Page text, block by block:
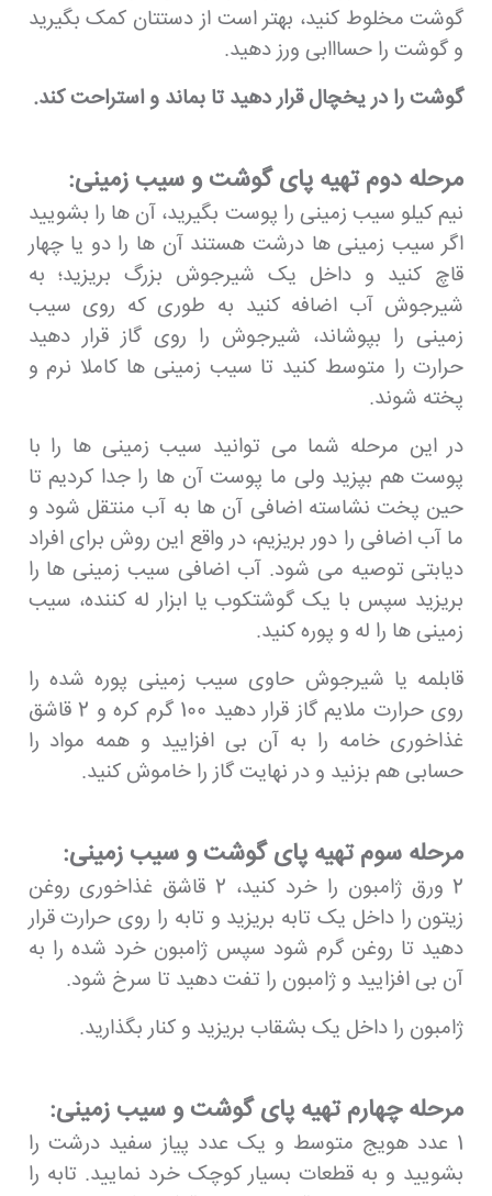
گوشت مخلوط کنید، بهتر است از دستتان کمک بگیرید
و گوشت را حسااابی ورز دهید.
گوشت را در یخچال قرار دهید تا بماند و استراحت کند.
مرحله دوم تهیه پای گوشت و سیب زمینی:
نیم کیلو سیب زمینی را پوست بگیرید، آن ها را بشویید
اگر سیب زمینی ها درشت هستند آن ها را دو یا چهار
قاچ کنید و داخل یک شیرجوش بزرگ بریزید؛ به
شیرجوش آب اضافه کنید به طوری که روی سیب
زمینی را بپوشاند، شیرجوش را روی گاز قرار دهید
حرارت را متوسط کنید تا سیب زمینی ها کاملا نرم و
پخته شوند.
در این مرحله شما می توانید سیب زمینی ها را با
پوست هم بپزید ولی ما پوست آن ها را جدا کردیم تا
حین پخت نشاسته اضافی آن ها به آب منتقل شود و
ما آب اضافی را دور بریزیم، در واقع این روش برای افراد
دیابتی توصیه می شود. آب اضافی سیب زمینی ها را
بریزید سپس با یک گوشتکوب یا ابزار له کننده، سیب
زمینی ها را له و پوره کنید.
قابلمه یا شیرجوش حاوی سیب زمینی پوره شده را
روی حرارت ملایم گاز قرار دهید 100 گرم کره و 2 قاشق
غذاخوری خامه را به آن بی افزایید و همه مواد را
حسابی هم بزنید و در نهایت گاز را خاموش کنید.
مرحله سوم تهیه پای گوشت و سیب زمینی:
2 ورق ژامبون را خرد کنید، 2 قاشق غذاخوری روغن
زیتون را داخل یک تابه بریزید و تابه را روی حرارت قرار
دهید تا روغن گرم شود سپس ژامبون خرد شده را به
آن بی افزایید و ژامبون را تفت دهید تا سرخ شود.
ژامبون را داخل یک بشقاب بریزید و کنار بگذارید.
مرحله چهارم تهیه پای گوشت و سیب زمینی:
1 عدد هویج متوسط و یک عدد پیاز سفید درشت را
بشویید و به قطعات بسیار کوچک خرد نمایید. تابه را